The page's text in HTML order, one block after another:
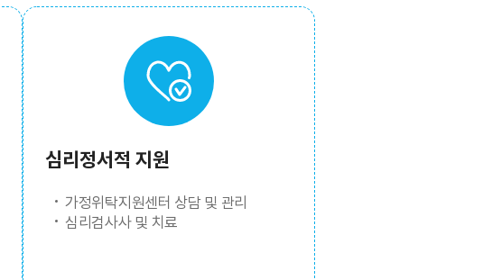
심리정서적 지원
가정위탁지원센터 상담 및 관리
심리검사사 및 치료